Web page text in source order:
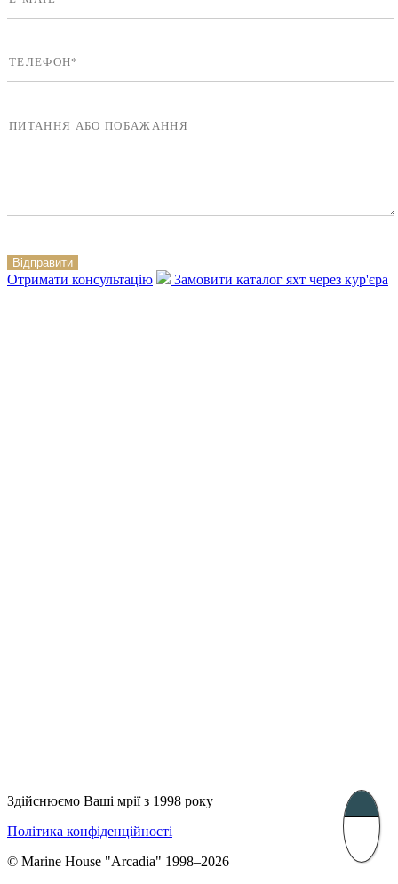
Відправити
Отримати консультацію Замовити каталог яхт через кур'єра
Здійснюємо Ваші мрії з 1998 року
Політика конфіденційності
© Marine House "Arcadia" 1998–2026